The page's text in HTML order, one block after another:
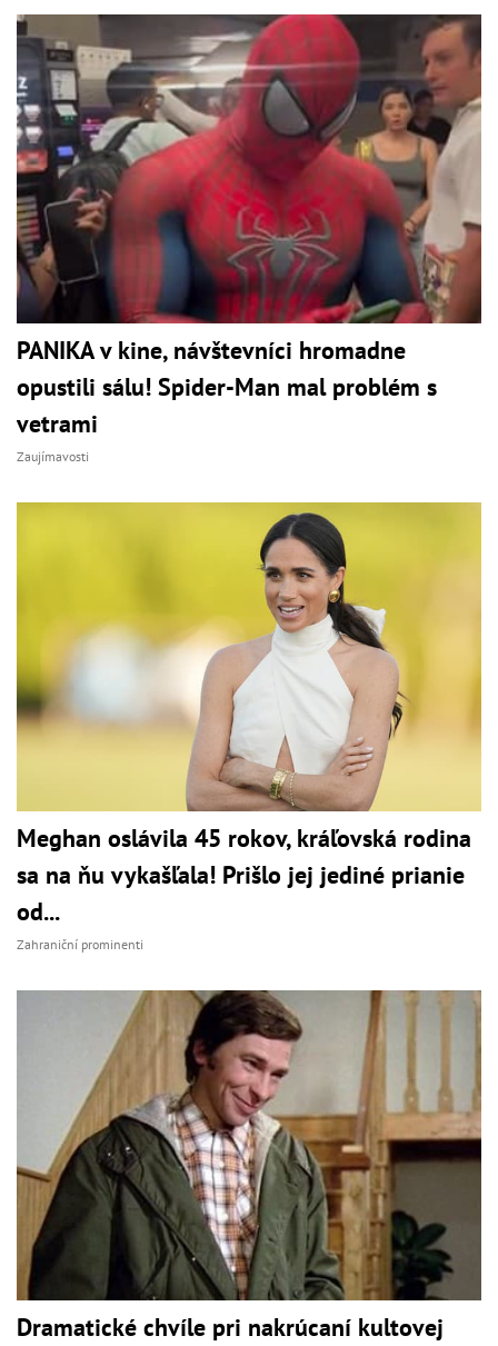
PANIKA v kine, návštevníci hromadne
opustili sálu! Spider-Man mal problém s
vetrami
Zaujímavosti
Meghan oslávila 45 rokov, kráľovská rodina
sa na ňu vykašľala! Prišlo jej jediné prianie
od...
Zahraniční prominenti
Dramatické chvíle pri nakrúcaní kultovej